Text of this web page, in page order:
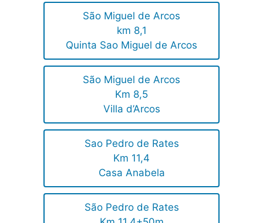
São Miguel de Arcos
km 8,1
Quinta Sao Miguel de Arcos
São Miguel de Arcos
Km 8,5
Villa d’Arcos
Sao Pedro de Rates
Km 11,4
Casa Anabela
São Pedro de Rates